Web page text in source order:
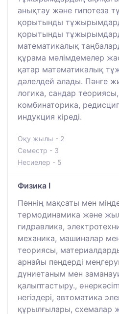
анықтау және гипотеза
қорытынды
қорытынды
математикалық
құрама мәлімдемелер
қатар математикалық
дәлелдей алады. Пәнге
логика, сандар
комбинаторика,
индукция кіреді.
Оқу жылы - 2
Семестр - 3
Несиелер - 5
Физика I
Пәннің мақсаты мен
термодинамика және
гидравлика,
механика, машиналар
теориясы,
арнайы пәндерді
дүниетаным мен
қалыптастыру.,
негіздері, автоматика
құрылғылары, схемалар